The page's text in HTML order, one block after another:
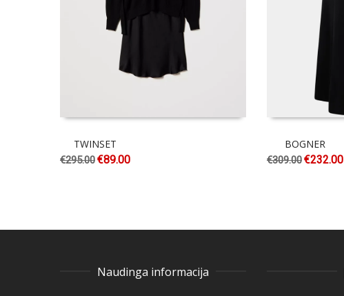
TWINSET
€295.00€89.00
BOGNER
€309.00€232.00
Naudinga informacija